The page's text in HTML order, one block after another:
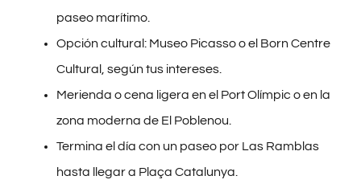
paseo marítimo.
Opción cultural: Museo Picasso o el Born Centre
Cultural, según tus intereses.
Merienda o cena ligera en el Port Olímpic o en la
zona moderna de El Poblenou.
Termina el día con un paseo por Las Ramblas
hasta llegar a Plaça Catalunya.